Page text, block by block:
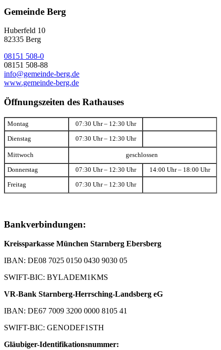
Gemeinde Berg
Huberfeld 10
82335 Berg
08151 508-0
08151 508-88
info@gemeinde-berg.de
www.gemeinde-berg.de
Öffnungszeiten des Rathauses
Montag 07:30 Uhr – 12:30 Uhr
Dienstag 07:30 Uhr – 12:30 Uhr
Mittwoch geschlossen
Donnerstag 07:30 Uhr – 12:30 Uhr 14:00 Uhr – 18:00 Uhr
Freitag 07:30 Uhr – 12:30 Uhr
Bankverbindungen:
Kreissparkasse München Starnberg Ebersberg
IBAN: DE08 7025 0150 0430 9030 05
SWIFT-BIC: BYLADEM1KMS
VR-Bank Starnberg-Herrsching-Landsberg eG
IBAN: DE67 7009 3200 0000 8105 41
SWIFT-BIC: GENODEF1STH
Gläubiger-Identifikationsnummer: